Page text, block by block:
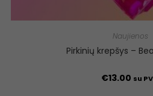
Naujienos
Pirkinių krepšys –
€13.00 su